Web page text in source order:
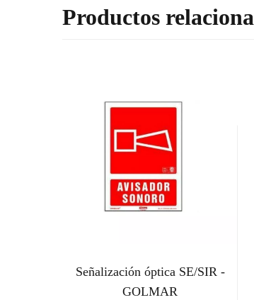
Productos
Señalización óptica SE/SIR -
GOLMAR